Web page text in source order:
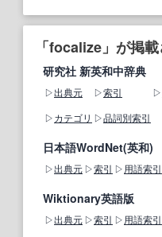
「focalize」が掲
研究社 新英和中辞典
出典元 索引
カテゴリ
品詞別索引
日本語WordNet(英和)
出典元 索引 用語索引
Wiktionary英語版
出典元 索引 用語索引